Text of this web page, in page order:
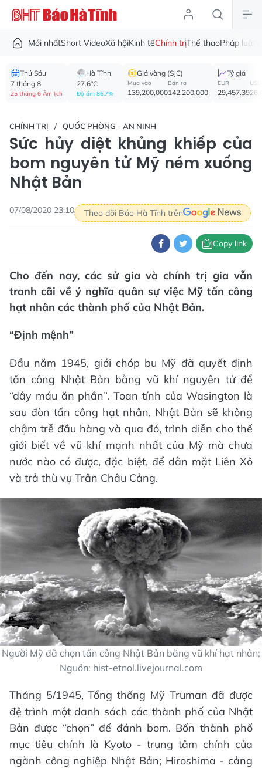
Mới nhấtShort VideoXã hộiKinh tếChính trịThể thaoPháp luật
Thứ Sáu
7 tháng 8
25 tháng 6 Âm lịch
Hà Tĩnh
27.6°C
Độ ẩm 86.7%
Giá vàng (SJC)
Mua vào
139,200,000
Bán ra
142,200,000
Tỷ giá
EUR
29,457.39
USD
CHÍNH TRỊ QUỐC PHÒNG - AN NINH
Sức hủy diệt khủng khiếp của
bom nguyên tử Mỹ ném xuống
Nhật Bản
07/08/2020 23:10 Theo dõi Báo Hà Tĩnh trên
Copy link
Cho đến nay, các sử gia và chính trị gia vẫn
tranh cãi về ý nghĩa quân sự việc Mỹ tấn công
hạt nhân các thành phố của Nhật Bản.
“Định mệnh”
Đầu năm 1945, giới chóp bu Mỹ đã quyết định
tấn công Nhật Bản bằng vũ khí nguyên tử để
“dây máu ăn phần”. Toan tính của Wasington là
sau đòn tấn công hạt nhân, Nhật Bản sẽ không
chậm trễ đầu hàng và qua đó, trình diễn cho thế
giới biết về vũ khí mạnh nhất của Mỹ mà chưa
nước nào có được, đặc biệt, để dằn mặt Liên Xô
và trả thù vụ Trân Châu Cảng.
Người Mỹ đã chọn tấn công Nhật Bản bằng vũ khí hạt nhân;
Nguồn: hist-etnol.livejournal.com
Tháng 5/1945, Tổng thống Mỹ Truman đã được
đệ trình một danh sách các thành phố của Nhật
Bản được “chọn” để đánh bom. Bốn thành phố
mục tiêu chính là Kyoto - trung tâm chính của
ngành công nghiệp Nhật Bản; Hiroshima - cảng